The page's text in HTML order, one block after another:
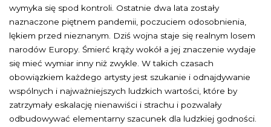
wymyka się spod kontroli. Ostatnie dwa lata zostały
naznaczone piętnem pandemii, poczuciem odosobnienia,
lękiem przed nieznanym. Dziś wojna staje się realnym losem
narodów Europy. Śmierć krąży wokół a jej znaczenie wydaje
się mieć wymiar inny niż zwykle. W takich czasach
obowiązkiem każdego artysty jest szukanie i odnajdywanie
wspólnych i najważniejszych ludzkich wartości, które by
zatrzymały eskalację nienawiści i strachu i pozwalały
odbudowywać elementarny szacunek dla ludzkiej godności.